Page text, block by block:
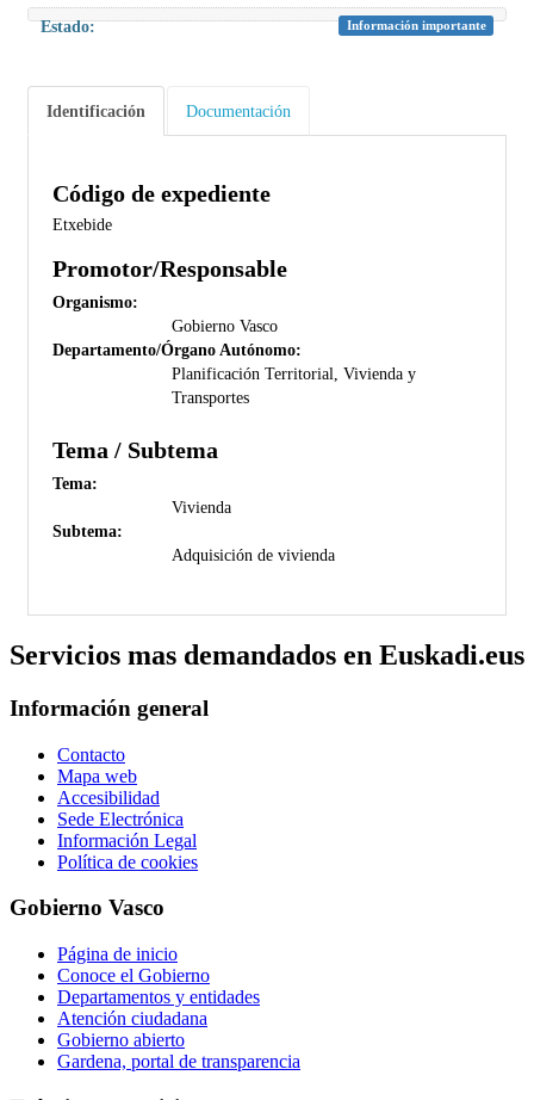
Estado: Información importante
Identificación Documentación
Código de expediente
Etxebide
Promotor/Responsable
Organismo:
Gobierno Vasco
Departamento/Órgano Autónomo:
Planificación Territorial, Vivienda y
Transportes
Tema / Subtema
Tema:
Vivienda
Subtema:
Adquisición de vivienda
Servicios mas demandados en Euskadi.eus
Información general
Contacto
Mapa web
Accesibilidad
Sede Electrónica
Información Legal
Política de cookies
Gobierno Vasco
Página de inicio
Conoce el Gobierno
Departamentos y entidades
Atención ciudadana
Gobierno abierto
Gardena, portal de transparencia